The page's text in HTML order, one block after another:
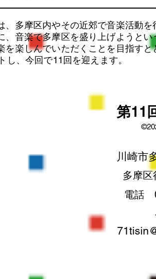
、多摩区内やその近郊で音楽活動
、音楽で多摩区を盛り上げようと
を楽しんでいただくことを目指す
し、今回で11回を迎えます。
第11
川崎市
多摩区
電話